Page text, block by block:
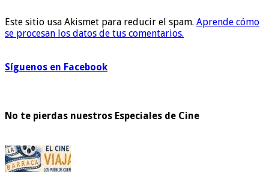
Este sitio usa Akismet para reducir el spam. Aprende cómo
se procesan los datos de tus comentarios.
Síguenos en Facebook
No te pierdas nuestros Especiales de Cine